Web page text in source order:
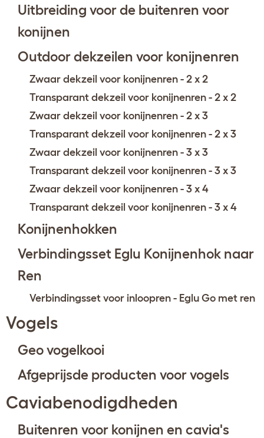
Uitbreiding voor de buitenren voor
konijnen
Outdoor dekzeilen voor konijnenren
Zwaar dekzeil voor konijnenren - 2 x 2
Transparant dekzeil voor konijnenren - 2 x 2
Zwaar dekzeil voor konijnenren - 2 x 3
Transparant dekzeil voor konijnenren - 2 x 3
Zwaar dekzeil voor konijnenren - 3 x 3
Transparant dekzeil voor konijnenren - 3 x 3
Zwaar dekzeil voor konijnenren - 3 x 4
Transparant dekzeil voor konijnenren - 3 x 4
Konijnenhokken
Verbindingsset Eglu Konijnenhok naar
Ren
Verbindingsset voor inloopren - Eglu Go met ren
Vogels
Geo vogelkooi
Afgeprijsde producten voor vogels
Caviabenodigdheden
Buitenren voor konijnen en cavia's